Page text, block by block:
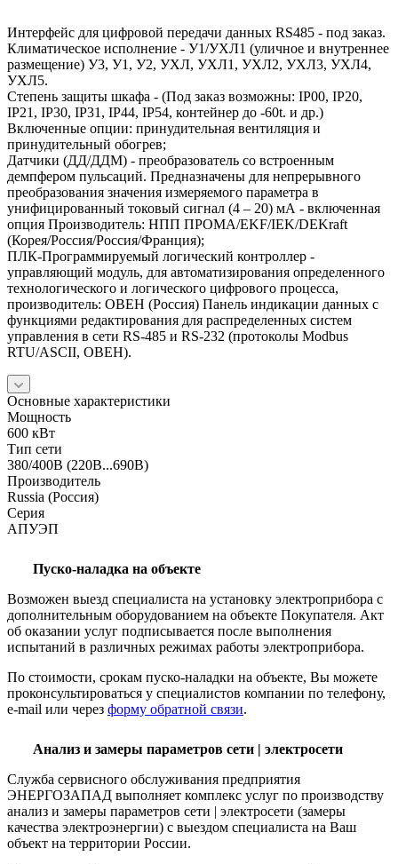
Интерфейс для цифровой передачи данных RS485 - под заказ.
Климатическое исполнение - У1/УХЛ1 (уличное и внутреннее
размещение) У3, У1, У2, УХЛ, УХЛ1, УХЛ2, УХЛ3, УХЛ4,
УХЛ5.
Степень защиты шкафа - (Под заказ возможны: IP00, IP20,
IP21, IP30, IP31, IP44, IP54, контейнер до -60t. и др.)
Включенные опции: принудительная вентиляция и
принудительный обогрев;
Датчики (ДД/ДДМ) - преобразователь со встроенным
демпфером пульсаций. Предназначены для непрерывного
преобразования значения измеряемого параметра в
унифицированный токовый сигнал (4 – 20) мА - включенная
опция Производитель: НПП ПРОМА/EKF/IEK/DEKraft
(Корея/Россия/Россия/Франция);
ПЛК-Программируемый логический контроллер -
управляющий модуль, для автоматизирования определенного
технологического и логического цифрового процесса,
производитель: ОВЕН (Россия) Панель индикации данных с
функциями редактирования для распределенных систем
управления в сети RS-485 и RS-232 (протоколы Modbus
RTU/ASCII, ОВЕН).
Основные характеристики
Мощность
600 кВт
Тип сети
380/400В (220В...690В)
Производитель
Russia (Россия)
Серия
АПУЭП
Пуско-наладка на объекте
Возможен выезд специалиста на установку электроприбора с
дополнительным оборудованием на объекте Покупателя. Акт
об оказании услуг подписывается после выполнения
испытаний в различных режимах работы электроприбора.
По стоимости, срокам пуско-наладки на объекте, Вы можете
проконсультироваться у специалистов компании по телефону,
e-mail или через форму обратной связи.
Анализ и замеры параметров сети | электросети
Служба сервисного обслуживания предприятия
ЭНЕРГОЗАПАД выполняет комплекс услуг по производству
анализ и замеры параметров сети | электросети (замеры
качества электроэнергии) с выездом специалиста на Ваш
объект на территории России.